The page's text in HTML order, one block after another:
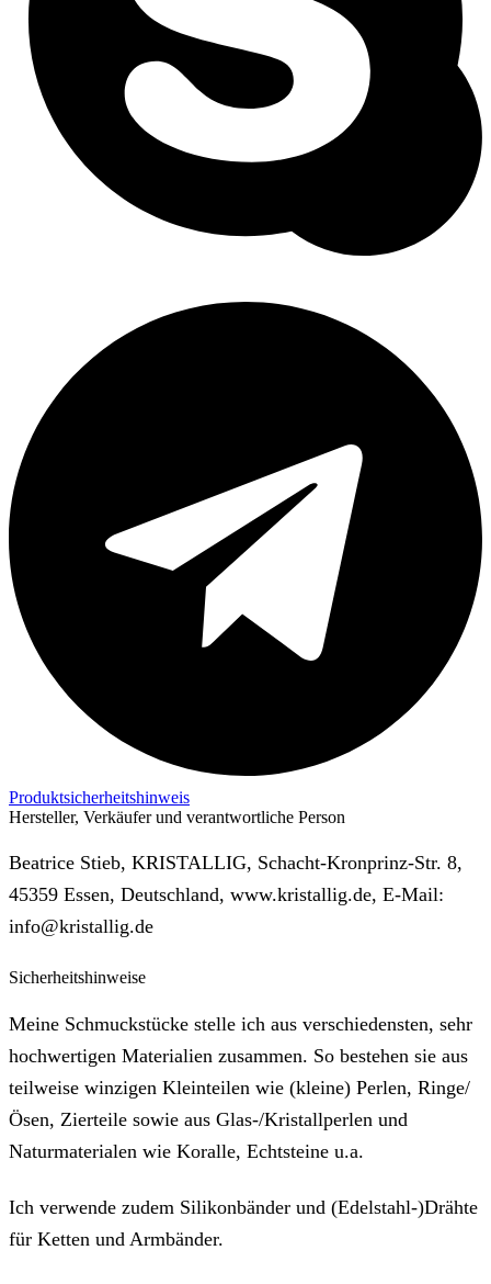
Produktsicherheitshinweis
Hersteller, Verkäufer und verantwortliche Person
Beatrice Stieb, KRISTALLIG, Schacht-Kronprinz-Str. 8,
45359 Essen, Deutschland, www.kristallig.de, E-Mail:
info@kristallig.de
Sicherheitshinweise
Meine Schmuckstücke stelle ich aus verschiedensten, sehr
hochwertigen Materialien zusammen. So bestehen sie aus
teilweise winzigen Kleinteilen wie (kleine) Perlen, Ringe/
Ösen, Zierteile sowie aus Glas-/Kristallperlen und
Naturmaterialen wie Koralle, Echtsteine u.a.
Ich verwende zudem Silikonbänder und (Edelstahl-)Drähte
für Ketten und Armbänder.